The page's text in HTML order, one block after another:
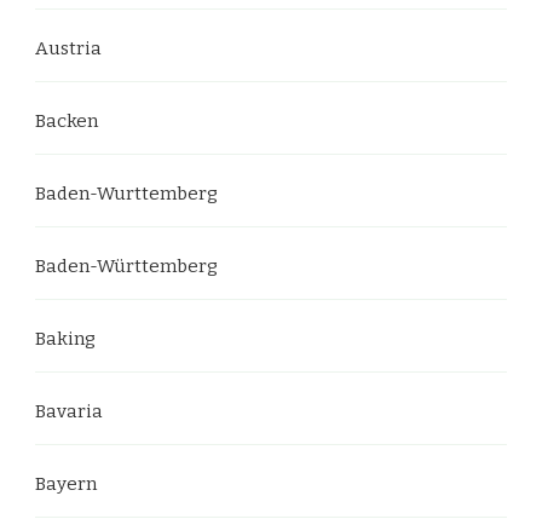
Austria
Backen
Baden-Wurttemberg
Baden-Württemberg
Baking
Bavaria
Bayern